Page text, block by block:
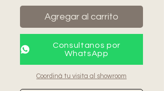
Agregar al carrito
Consultanos por
WhatsApp
Coordiná tu visita al showroom